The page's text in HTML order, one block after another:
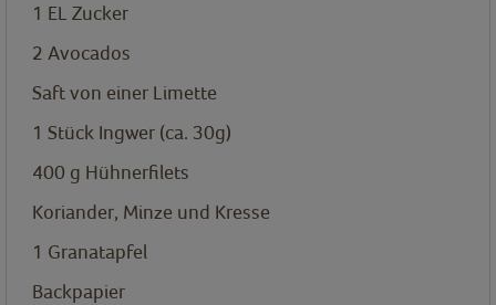
1 EL Zucker
2 Avocados
Saft von einer Limette
1 Stück Ingwer (ca. 30g)
400 g Hühnerfilets
Koriander, Minze und Kresse
1 Granatapfel
Backpapier